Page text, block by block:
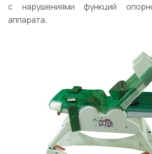
с нарушениями функций
аппарата.